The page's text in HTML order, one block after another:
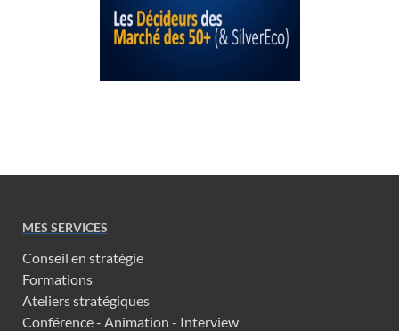
MES SERVICES
Conseil en stratégie
Formations
Ateliers stratégiques
Conférence - Animation - Interview